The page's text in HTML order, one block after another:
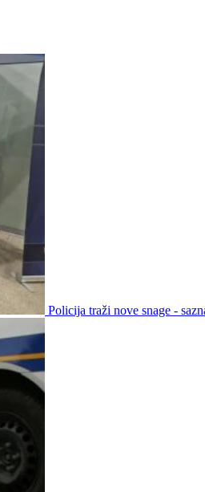
Policija traži nove snage -